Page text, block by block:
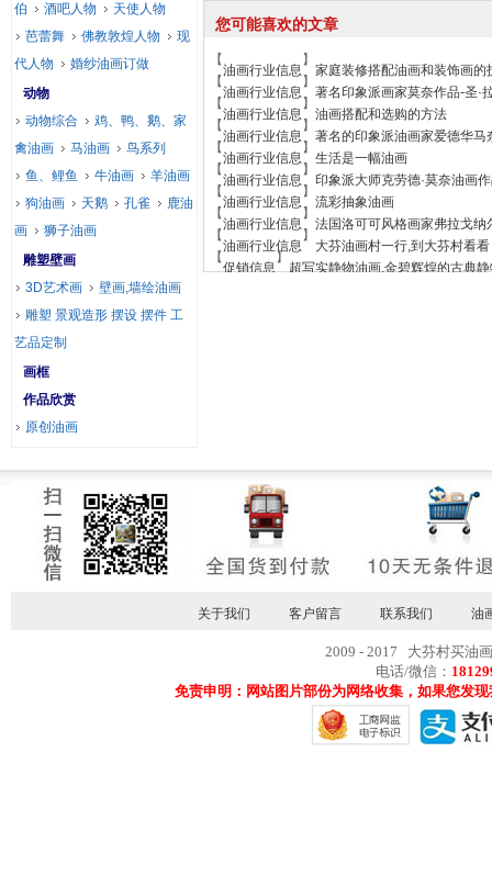
您可能喜欢的文章
【油画行业信息 】 家庭装修搭配油画和装饰画的
【油画行业信息 】 著名印象派画家莫奈作品-圣·
【油画行业信息 】 油画搭配和选购的方法
【油画行业信息 】 著名的印象派油画家爱德华马
【油画行业信息 】 生活是一幅油画
【油画行业信息 】 印象派大师克劳德·莫奈油画
【油画行业信息 】 流彩抽象油画
【油画行业信息 】 法国洛可可风格画家弗拉戈纳
【油画行业信息 】 大芬油画村一行,到大芬村看看
【促销信息】 超写实静物油画,金碧辉煌的古典
伯
酒吧人物
天使人物
芭蕾舞
佛教敦煌人物
现
代人物
婚纱油画订做
动物
动物综合
鸡、鸭、鹅、家
禽油画
马油画
鸟系列
鱼、鲤鱼
牛油画
羊油画
狗油画
天鹅 孔雀
鹿油
画
狮子油画
雕塑壁画
3D艺术画
壁画,墙绘油画
雕塑 景观造形 摆设 摆件 工
艺品定制
画框
作品欣赏
原创油画
关于我们 客户留言 联系我们 油
2009 - 2017 大芬村买油
电话/微信：
免责申明：网站图片部份为网络收集，如果您发